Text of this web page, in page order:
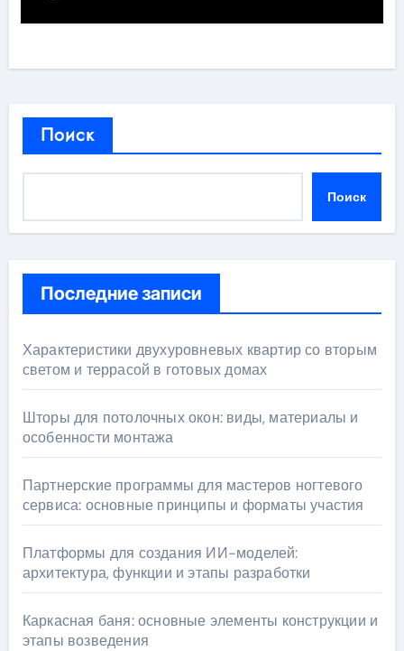
Поиск
Поиск
Последние записи
Характеристики двухуровневых квартир со вторым
светом и террасой в готовых домах
Шторы для потолочных окон: виды, материалы и
особенности монтажа
Партнерские программы для мастеров ногтевого
сервиса: основные принципы и форматы участия
Платформы для создания ИИ-моделей:
архитектура, функции и этапы разработки
Каркасная баня: основные элементы конструкции и
этапы возведения